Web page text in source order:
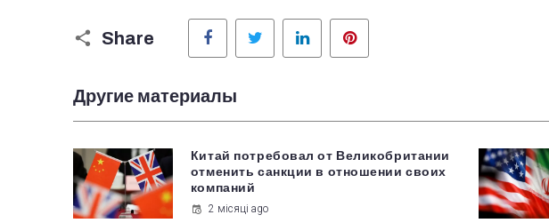
Share
Facebook Twitter LinkedIn
Другие материалы
Китай потребовал от Великобритании
отменить санкции в отношении своих
компаний
2 місяці ago